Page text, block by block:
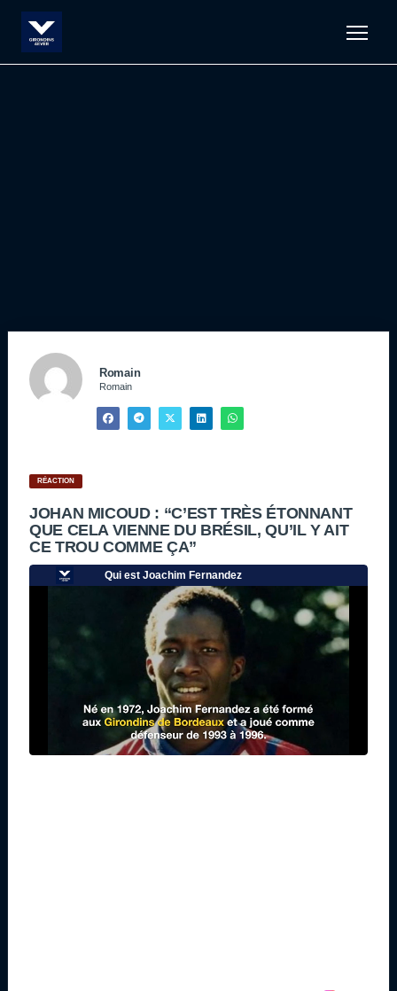
Romain
Romain
RÉACTION
JOHAN MICOUD : “C’EST TRÈS ÉTONNANT
QUE CELA VIENNE DU BRÉSIL, QU’IL Y AIT
CE TROU COMME ÇA”